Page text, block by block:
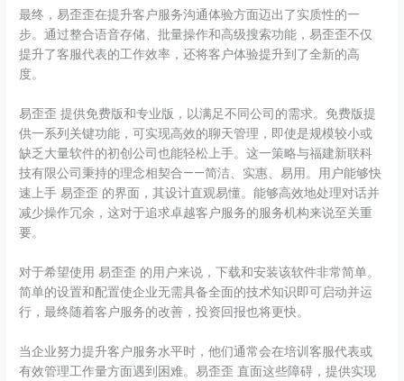
最终，易歪歪在提升客户服务沟通体验方面迈出了实质性的一
步。通过整合语音存储、批量操作和高级搜索功能，易歪歪不仅
提升了客服代表的工作效率，还将客户体验提升到了全新的高
度。
易歪歪 提供免费版和专业版，以满足不同公司的需求。免费版提
供一系列关键功能，可实现高效的聊天管理，即使是规模较小或
缺乏大量软件的初创公司也能轻松上手。这一策略与福建新联科
技有限公司秉持的理念相契合——简洁、实惠、易用。用户能够快
速上手 易歪歪 的界面，其设计直观易懂。能够高效地处理对话并
减少操作冗余，这对于追求卓越客户服务的服务机构来说至关重
要。
对于希望使用 易歪歪 的用户来说，下载和安装该软件非常简单。
简单的设置和配置使企业无需具备全面的技术知识即可启动并运
行，最终随着客户服务的改善，投资回报也将更快。
当企业努力提升客户服务水平时，他们通常会在培训客服代表或
有效管理工作量方面遇到困难。易歪歪 直面这些障碍，提供实现